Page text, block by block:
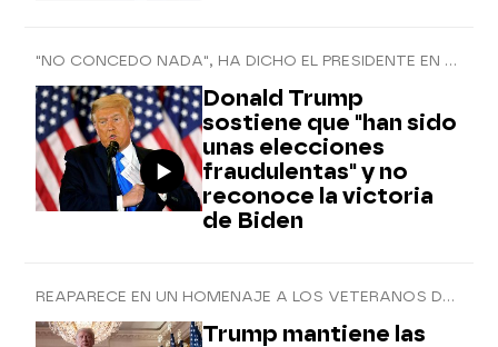
"NO CONCEDO NADA", HA DICHO EL PRESIDENTE EN FUNCIONES
Donald Trump
sostiene que "han sido
unas elecciones
fraudulentas" y no
reconoce la victoria
de Biden
REAPARECE EN UN HOMENAJE A LOS VETERANOS DE GUERRA
Trump mantiene las